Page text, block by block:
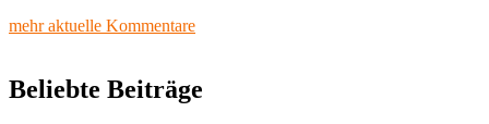
mehr aktuelle Kommentare
Beliebte Beiträge